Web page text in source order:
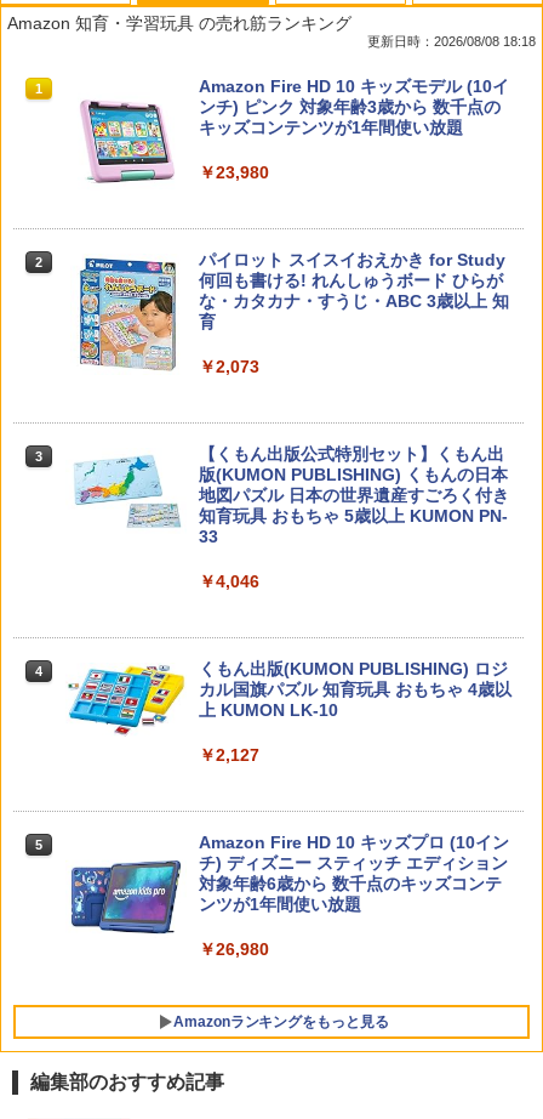
1 教育者のためのコーチング入門
￥2,530
2 先生のためのGoogle AI完全攻略図鑑
￥-
カウンセリングとは何か 変化するという
こと (講談社現代新書 2787)
￥1,540
￥2,200
￥1,430
Amazon 知育・学習玩具 の売れ筋ランキング
更新日時：2026/08/08 18:18
1
Amazon Fire HD 10 キッズモデル (10イ
ンチ) ピンク 対象年齢3歳から 数千点の
キッズコンテンツが1年間使い放題
￥23,980
2
パイロット スイスイおえかき for Study
何回も書ける! れんしゅうボード ひらが
な・カタカナ・すうじ・ABC 3歳以上 知
育
￥2,073
3
【くもん出版公式特別セット】くもん出
版(KUMON PUBLISHING) くもんの日本
地図パズル 日本の世界遺産すごろく付き
知育玩具 おもちゃ 5歳以上 KUMON PN-
33
￥4,046
4
くもん出版(KUMON PUBLISHING) ロジ
カル国旗パズル 知育玩具 おもちゃ 4歳以
上 KUMON LK-10
￥2,127
5
Amazon Fire HD 10 キッズプロ (10イン
チ) ディズニー スティッチ エディション
対象年齢6歳から 数千点のキッズコンテ
ンツが1年間使い放題
￥26,980
Amazonランキングをもっと見る
編集部のおすすめ記事